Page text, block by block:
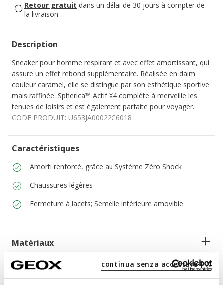
continua senza accettare | X
Retour gratuit dans un délai de 30 jours à compter de
la livraison
Description
Sneaker pour homme respirant et avec effet amortissant, qui
assure un effet rebond supplémentaire. Réalisée en daim
couleur caramel, elle se distingue par son esthétique sportive
mais raffinée. Spherica™ Actif X4 complète à merveille les
tenues de loisirs et est également parfaite pour voyager.
CODE PRODUIT: U653JA00022C6018
Caractéristiques
Amorti renforcé, grâce au Système Zéro Shock
Chaussures légères
Fermeture à lacets; Semelle intérieure amovible
Matériaux
Technologies